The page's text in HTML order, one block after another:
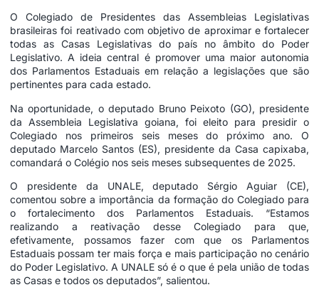
O Colegiado de Presidentes das Assembleias Legislativas
brasileiras foi reativado com objetivo de aproximar e fortalecer
todas as Casas Legislativas do país no âmbito do Poder
Legislativo. A ideia central é promover uma maior autonomia
dos Parlamentos Estaduais em relação a legislações que são
pertinentes para cada estado.
Na oportunidade, o deputado Bruno Peixoto (GO), presidente
da Assembleia Legislativa goiana, foi eleito para presidir o
Colegiado nos primeiros seis meses do próximo ano. O
deputado Marcelo Santos (ES), presidente da Casa capixaba,
comandará o Colégio nos seis meses subsequentes de 2025.
O presidente da UNALE, deputado Sérgio Aguiar (CE),
comentou sobre a importância da formação do Colegiado para
o fortalecimento dos Parlamentos Estaduais. “Estamos
realizando a reativação desse Colegiado para que,
efetivamente, possamos fazer com que os Parlamentos
Estaduais possam ter mais força e mais participação no cenário
do Poder Legislativo. A UNALE só é o que é pela união de todas
as Casas e todos os deputados”, salientou.